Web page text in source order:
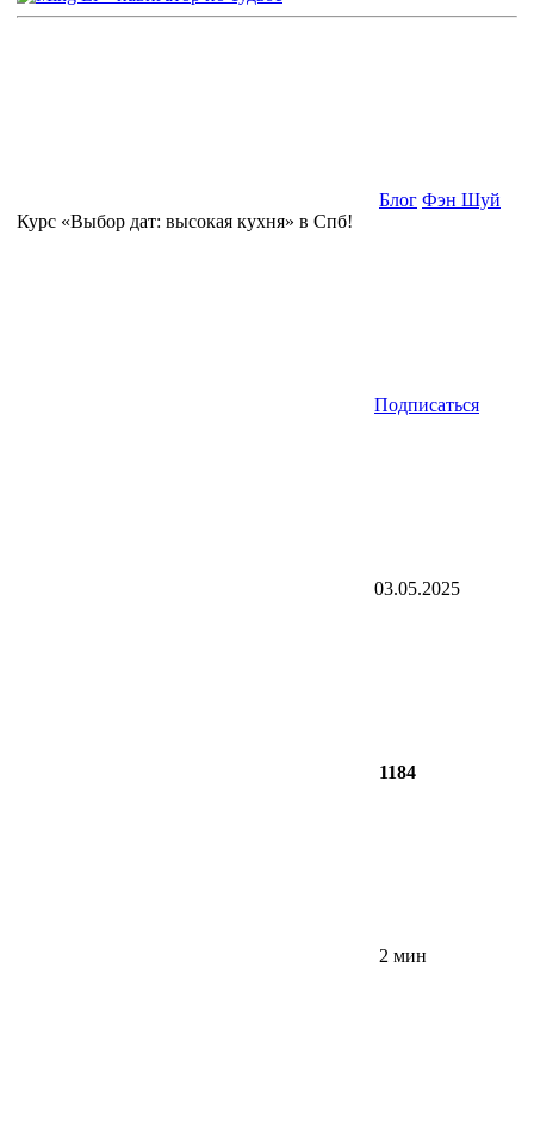
Блог Фэн Шуй
Курс «Выбор дат: высокая кухня» в Спб!
Подписаться
03.05.2025
1184
2 мин